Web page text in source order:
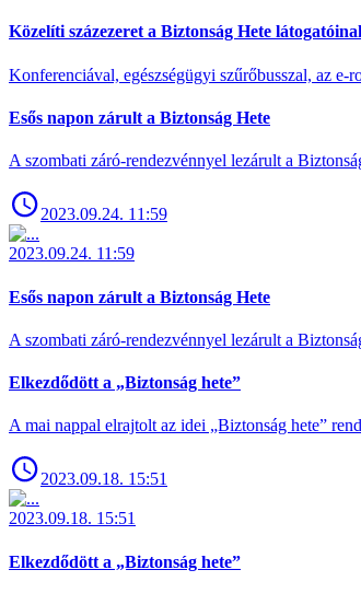
Közelíti százezeret a Biztonság Hete
Konferenciával, egészségügyi szűrőbusszal, az
Esős napon zárult a Biztonság Hete
A szombati záró-rendezvénnyel lezárult a
2023.09.24. 11:59
2023.09.24. 11:59
Esős napon zárult a Biztonság Hete
A szombati záró-rendezvénnyel lezárult a
Elkezdődött a „Biztonság hete”
A mai nappal elrajtolt az idei „Biztonság hete”
2023.09.18. 15:51
2023.09.18. 15:51
Elkezdődött a „Biztonság hete”